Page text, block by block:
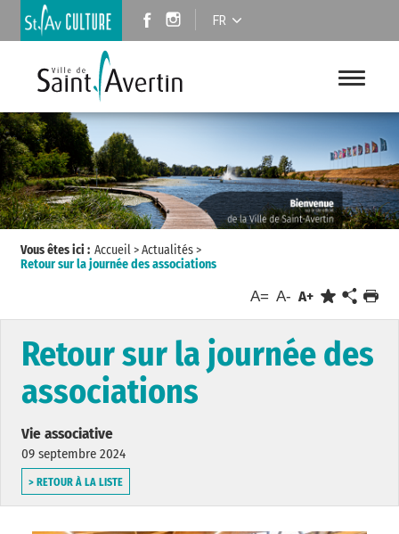
FR
Vous êtes ici : Accueil>Actualités>
Retour sur la journée des associations
A= A- A+
Retour sur la journée des
associations
Vie associative
09 septembre 2024
> RETOUR À LA LISTE